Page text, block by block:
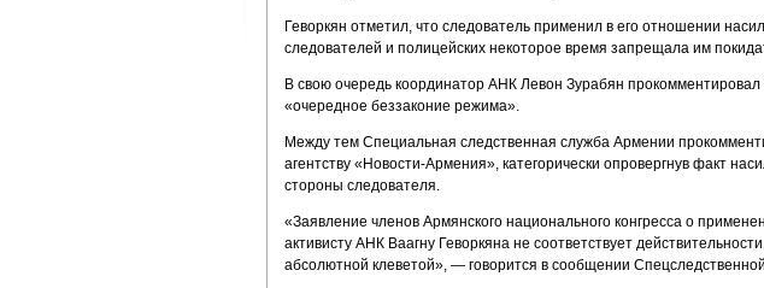
Геворкян отметил, что следователь применил в его отношении
следователей и полицейских некоторое время запрещала им
В свою очередь координатор АНК Левон Зурабян прокомментировал
«очередное беззаконие режима».
Между тем Специальная следственная служба Армении
агентству «Новости-Армения», категорически опровергнув факт
стороны следователя.
«Заявление членов Армянского национального конгресса о
активисту АНК Ваагну Геворкяна не соответствует
абсолютной клеветой», — говорится в сообщении